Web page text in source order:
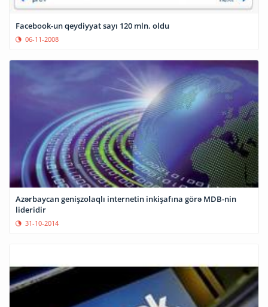
Facebook-un qeydiyyat sayı 120 mln. oldu
06-11-2008
Azərbaycan genişzolaqlı internetin inkişafına görə MDB-nin
lideridir
31-10-2014